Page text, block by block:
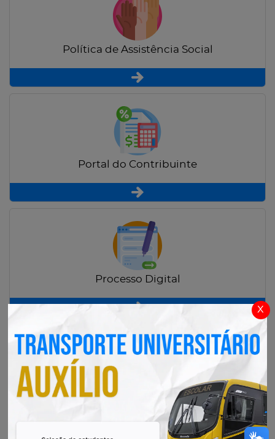
x
Política de Assistência Social
Portal do Contribuinte
Processo Digital
Radar Transparência Pública